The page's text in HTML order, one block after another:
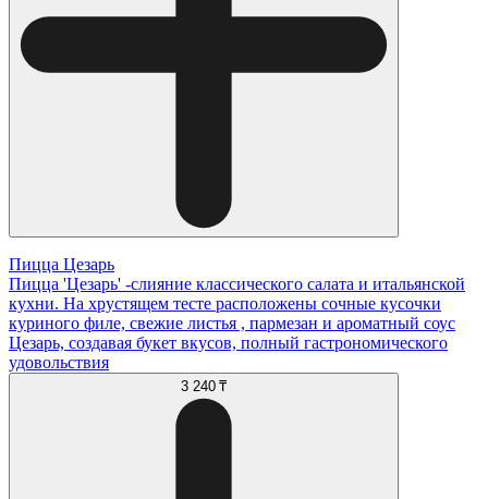
Пицца Цезарь
Пицца 'Цезарь' -слияние классического салата и итальянской
кухни. На хрустящем тесте расположены сочные кусочки
куриного филе, свежие листья , пармезан и ароматный соус
Цезарь, создавая букет вкусов, полный гастрономического
удовольствия
3 240 ₸